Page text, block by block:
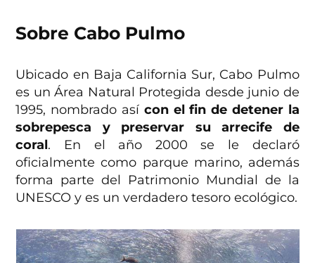
Sobre Cabo Pulmo
Ubicado en Baja California Sur, Cabo Pulmo
es un Área Natural Protegida desde junio de
1995, nombrado así con el fin de detener la
sobrepesca y preservar su arrecife de
coral. En el año 2000 se le declaró
oficialmente como parque marino, además
forma parte del Patrimonio Mundial de la
UNESCO y es un verdadero tesoro ecológico.